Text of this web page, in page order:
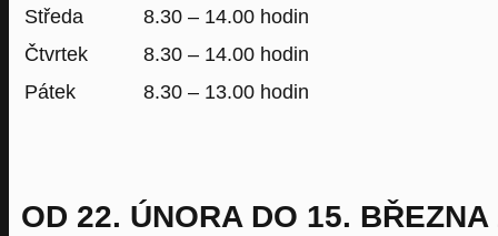
Středa
8.30 – 14.00 hodin
Čtvrtek
8.30 – 14.00 hodin
Pátek
8.30 – 13.00 hodin
OD 22. ÚNORA DO 15. BŘEZNA